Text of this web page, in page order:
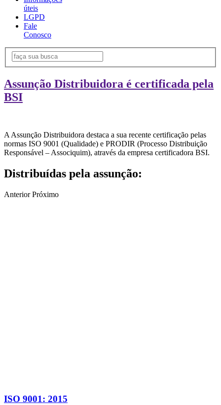
úteis
LGPD
Fale
Conosco
Assunção Distribuidora é certificada pela
BSI
A Assunção Distribuidora destaca a sua recente certificação pelas
normas ISO 9001 (Qualidade) e PRODIR (Processo Distribuição
Responsável – Associquim), através da empresa certificadora BSI.
Distribuídas pela assunção:
Anterior Próximo
ISO 9001: 2015